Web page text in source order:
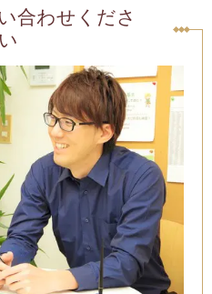
合わせくださ
い